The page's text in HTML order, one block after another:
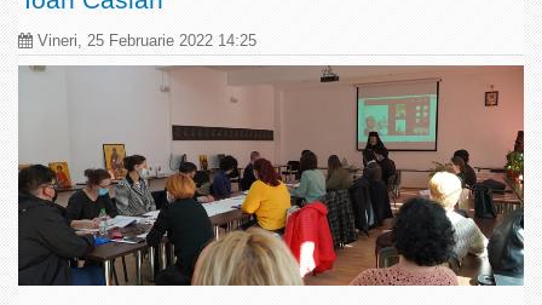
Vineri, 25 Februarie 2022 14:25